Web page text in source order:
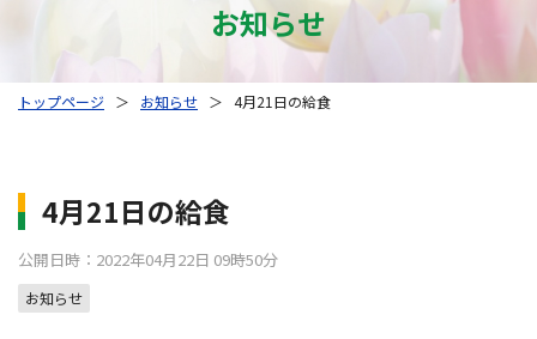
お知らせ
トップページ ＞ お知らせ ＞ 4月21日の給食
4月21日の給食
公開日時：2022年04月22日 09時50分
お知らせ